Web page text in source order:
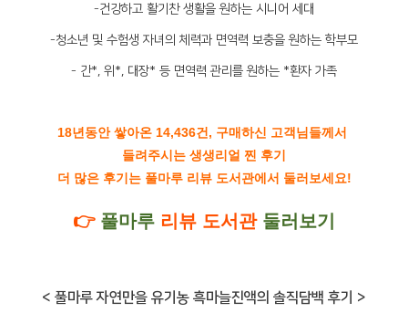
-건강하고 활기찬 생활을 원하는 시니어 세대
-청소년 및 수험생 자녀의 체력과 면역력 보충을 원하는 학부모
- 간*, 위*, 대장* 등 면역력 관리를 원하는 *환자 가족
18년동안 쌓아온 14,436건, 구매하신 고객님들께서
들려주시는 생생리얼 찐 후기
더 많은 후기는 풀마루 리뷰 도서관에서 둘러보세요!
👉 풀마루 리뷰 도서관 둘러보기
< 풀마루 자연만을 유기농 흑마늘진액의 솔직담백 후기 >